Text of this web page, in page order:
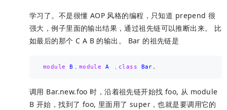
学习了。不是很懂 AOP 风格的编程，只知道 prepend 很
强大，例子里面的输出结果，通过祖先链可以推断出来。 比
如最后的那个 C A B 的输出。 Bar 的祖先链是
module B ， module A ， class Bar ,
调用 Bar.new.foo 时，沿着祖先链开始找 foo, 从 module
B 开始，找到了 foo, 里面用了 super，也就是要调用它的